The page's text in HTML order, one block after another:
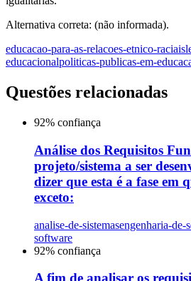
Alternativa correta: (não informada).
educacao-para-as-relacoes-etnico-raciais
educacionalpoliticas-publicas-em-
Questões relacionadas
92% confiança
Análise dos Requisitos
projeto/sistema a ser
dizer que esta é a fase em
exceto:
analise-de-sistemasengenharia-de-
software
92% confiança
A fim de analisar os